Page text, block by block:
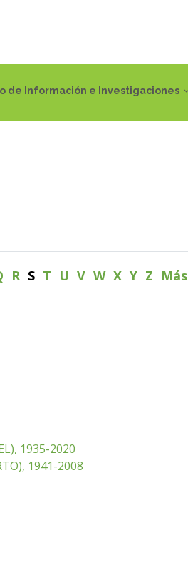
de Información e Investigaciones
R S T U V W X Y Z Más
1935-2020
1941-2008